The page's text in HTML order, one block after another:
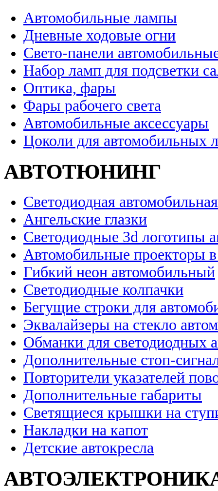
Автомобильные лампы
Дневные ходовые огни
Свето-панели
Набор ламп для подсветки
Оптика, фары
Фары рабочего света
Автомобильные аксессуары
Цоколи для автомобильных
АВТОТЮНИНГ
Светодиодная
Ангельские глазки
Светодиодные 3d логотипы
Автомобильные проекторы
Гибкий неон автомобильный
Светодиодные колпачки
Бегущие строки для
Эквалайзеры на стекло
Обманки для светодиодных
Дополнительные стоп-
Повторители указателей
Дополнительные габариты
Светящиеся крышки на
Накладки на капот
Детские автокресла